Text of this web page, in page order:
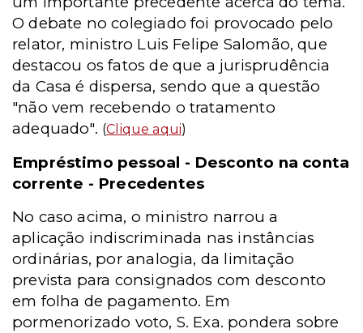
O debate no colegiado foi provocado pelo
relator, ministro Luis Felipe Salomão, que
destacou os fatos de que a jurisprudência
da Casa é dispersa, sendo que a questão
"não vem recebendo o tratamento
adequado". (Clique aqui)
Empréstimo pessoal - Desconto na conta
corrente - Precedentes
No caso acima, o ministro narrou a
aplicação indiscriminada nas instâncias
ordinárias, por analogia, da limitação
prevista para consignados com desconto
em folha de pagamento. Em
pormenorizado voto, S. Exa. pondera sobre